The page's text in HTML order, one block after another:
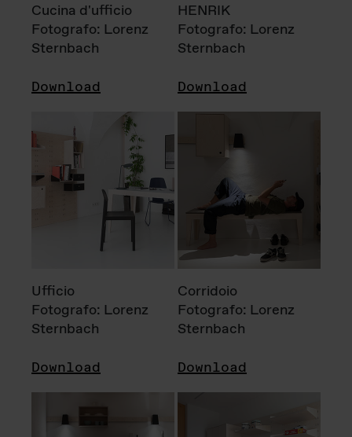
Cucina d'ufficio
Fotografo: Lorenz
Sternbach
Download
HENRIK
Fotografo: Lorenz
Sternbach
Download
Ufficio
Fotografo: Lorenz
Sternbach
Download
Corridoio
Fotografo: Lorenz
Sternbach
Download